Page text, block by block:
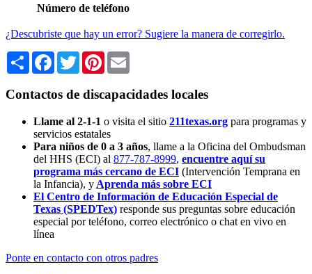
Número de teléfono
¿Descubriste que hay un error? Sugiere la manera de corregirlo.
Share Facebook
TwitterPinterest
Contactos de discapacidades locales
Llame al 2-1-1 o visita el sitio 211texas.org para programas y
servicios estatales
Para niños de 0 a 3 años, llame a la Oficina del Ombudsman
del HHS (ECI) al 877-787-8999, encuentre aquí su
programa más cercano de ECI (Intervención Temprana en
la Infancia), y Aprenda más sobre ECI
El Centro de Información de Educación Especial de
Texas (SPEDTex) responde sus preguntas sobre educación
especial por teléfono, correo electrónico o chat en vivo en
línea
Ponte en contacto con otros padres